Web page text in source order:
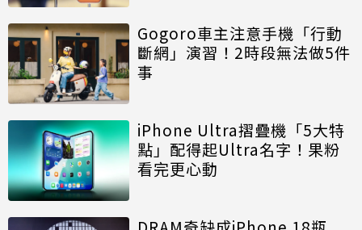
Gogoro車主注意手機「行動
斷網」演習！2時段無法做5件
事
iPhone Ultra摺疊機「5大特
點」配得起Ultra名字！果粉
看完更心動